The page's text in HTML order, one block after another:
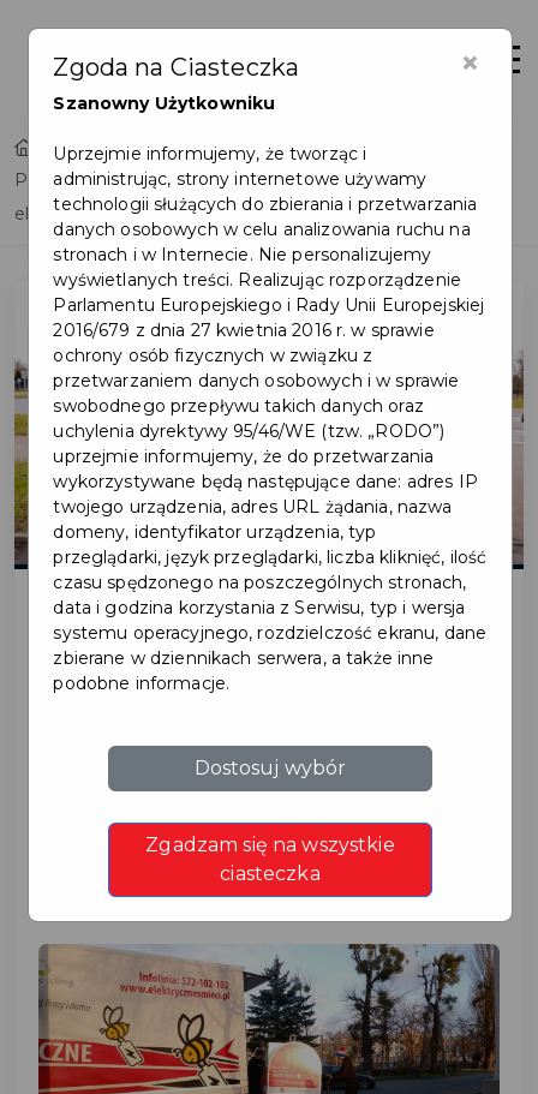
Home
Lista aktualności
Pruszczanie mogą szybko i bezpłatnie pozbyć się
elektrośmieci
2022-02-09
SZYBKO I BEZPŁATNIE
POZBYĆ SIĘ
ELEKTROŚMIECI
×
Zgoda na Ciasteczka
Szanowny Użytkowniku
Uprzejmie informujemy, że tworząc i
administrując, strony internetowe używamy
technologii służących do zbierania i przetwarzania
danych osobowych w celu analizowania ruchu na
stronach i w Internecie. Nie personalizujemy
wyświetlanych treści. Realizując rozporządzenie
Parlamentu Europejskiego i Rady Unii Europejskiej
2016/679 z dnia 27 kwietnia 2016 r. w sprawie
ochrony osób fizycznych w związku z
przetwarzaniem danych osobowych i w sprawie
swobodnego przepływu takich danych oraz
uchylenia dyrektywy 95/46/WE (tzw. „RODO”)
uprzejmie informujemy, że do przetwarzania
wykorzystywane będą następujące dane: adres IP
twojego urządzenia, adres URL żądania, nazwa
domeny, identyfikator urządzenia, typ
przeglądarki, język przeglądarki, liczba kliknięć, ilość
czasu spędzonego na poszczególnych stronach,
data i godzina korzystania z Serwisu, typ i wersja
systemu operacyjnego, rozdzielczość ekranu, dane
zbierane w dziennikach serwera, a także inne
podobne informacje.
Dostosuj wybór
Zgadzam się na wszystkie
ciasteczka